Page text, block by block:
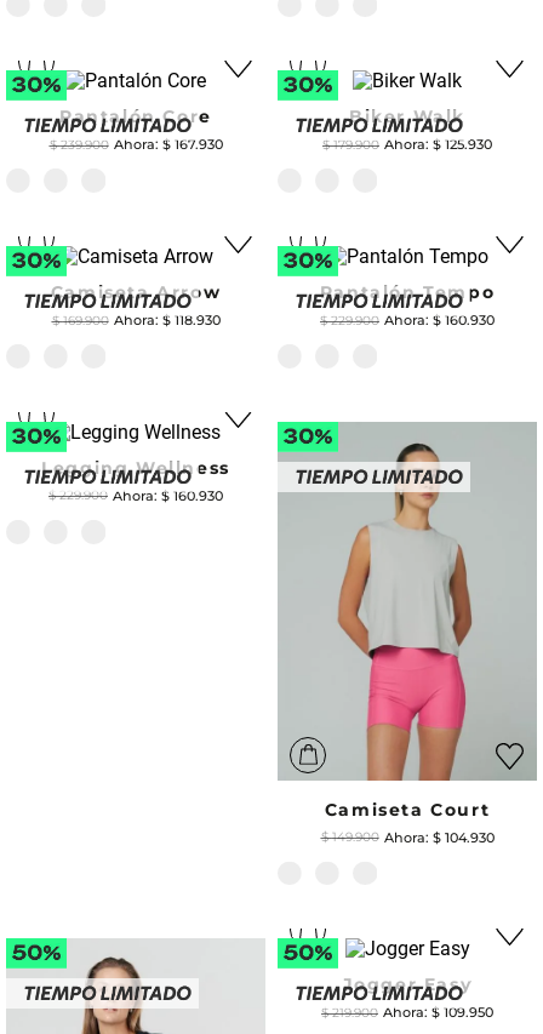
Pantalón Core
$ 239.900 $ 167.930
Biker Walk
$ 179.900 $ 125.930
Camiseta Arrow
$ 169.900 $ 118.930
Pantalón Tempo
$ 229.900 $ 160.930
Legging Wellness
$ 229.900 $ 160.930
Camiseta Court
$ 149.900 $ 104.930
Jogger Easy
$ 219.900 $ 109.950